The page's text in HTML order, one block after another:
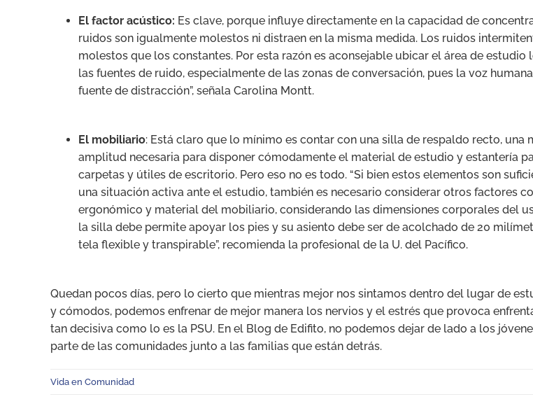
El factor acústico: Es clave, porque influye directamente en la capacidad de
ruidos son igualmente molestos ni distraen en la misma medida. Los ruidos
molestos que los constantes. Por esta razón es aconsejable ubicar el área de estudio
las fuentes de ruido, especialmente de las zonas de conversación, pues la voz
fuente de distracción”, señala Carolina Montt.
El mobiliario: Está claro que lo mínimo es contar con una silla de respaldo recto, una
amplitud necesaria para disponer cómodamente el material de estudio y estantería
carpetas y útiles de escritorio. Pero eso no es todo. “Si bien estos elementos son
una situación activa ante el estudio, también es necesario considerar otros factores
ergonómico y material del mobiliario, considerando las dimensiones corporales del
la silla debe permite apoyar los pies y su asiento debe ser de acolchado de 20
tela flexible y transpirable”, recomienda la profesional de la U. del Pacífico.
Quedan pocos días, pero lo cierto que mientras mejor nos sintamos dentro del lugar de
y cómodos, podemos enfrenar de mejor manera los nervios y el estrés que provoca
tan decisiva como lo es la PSU. En el Blog de Edifito, no podemos dejar de lado a los
parte de las comunidades junto a las familias que están detrás.
Vida en Comunidad